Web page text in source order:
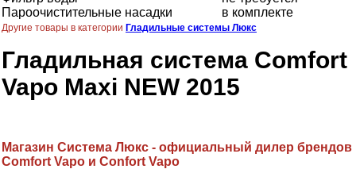
Пароочистительные насадки
в комплекте
Другие товары в категории Гладильные системы Люкс
Гладильная система Comfort
Vapo Maxi NEW 2015
Магазин Система Люкс - официальный дилер брендов
Comfort Vapo и Confort Vapo